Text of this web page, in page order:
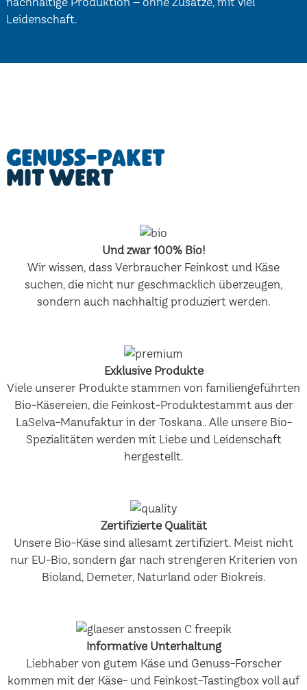
Leidenschaft.
Genuss-Paket
mit Wert
Und zwar 100% Bio!
Wir wissen, dass Verbraucher Feinkost und Käse
suchen, die nicht nur geschmacklich überzeugen,
sondern auch nachhaltig produziert werden.
Exklusive Produkte
Viele unserer Produkte stammen von familiengeführten
Bio-Käsereien, die Feinkost-Produktestammt aus der
LaSelva-Manufaktur in der Toskana.. Alle unsere Bio-
Spezialitäten werden mit Liebe und Leidenschaft
hergestellt.
Zertifizierte Qualität
Unsere Bio-Käse sind allesamt zertifiziert. Meist nicht
nur EU-Bio, sondern gar nach strengeren Kriterien von
Bioland, Demeter, Naturland oder Biokreis.
Informative Unterhaltung
Liebhaber von gutem Käse und Genuss-Forscher
kommen mit der Käse- und Feinkost-Tastingbox voll auf